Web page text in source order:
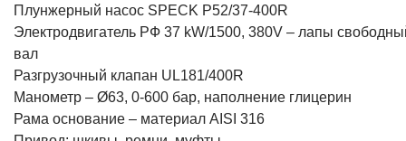
Плунжерный насос SPECK P52/37-400R
Электродвигатель РФ 37 kW/1500, 380V – лапы
вал
Разгрузочный клапан UL181/400R
Манометр – Ø63, 0-600 бар, наполнение глицерин
Рама основание – материал AISI 316